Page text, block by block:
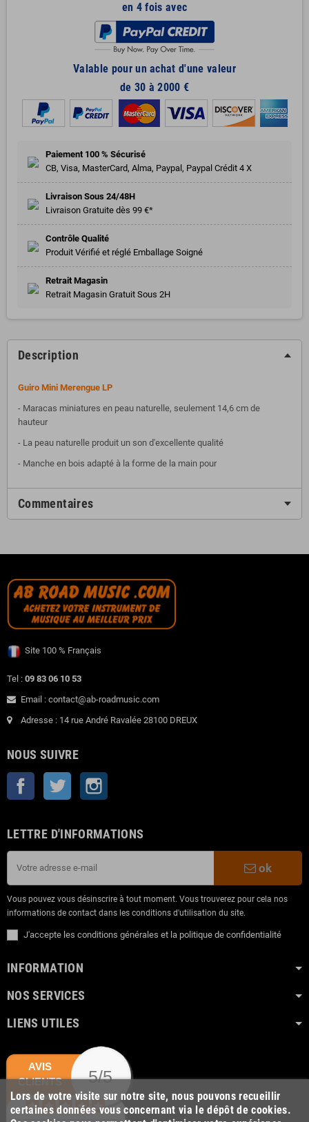
en 4 fois avec
Valable pour un achat d'une valeur
de 30 à 2000 €
Paiement 100 % Sécurisé
CB, Visa, MasterCard, Alma, Paypal, Paypal Crédit 4 X
Livraison Sous 24/48H
Livraison Gratuite dès 99 €*
Contrôle Qualité
Produit Vérifié et réglé Emballage Soigné
Retrait Magasin
Retrait Magasin Gratuit Sous 2H
Description
Guiro Mini Merengue LP
- Maracas miniatures en peau naturelle, seulement 14,6 cm de
hauteur
- La peau naturelle produit un son d'excellente qualité
- Manche en bois adapté à la forme de la main pour
Commentaires
Site 100 % Français
Tel : 09 83 06 10 53
Email : contact@ab-roadmusic.com
Adresse : 14 rue André Ravalée 28100 DREUX
NOUS SUIVRE
Facebook Twitter
LETTRE D'INFORMATIONS
ok
Vous pouvez vous désinscrire à tout moment. Vous trouverez pour cela nos
informations de contact dans les conditions d'utilisation du site.
J'accepte les conditions générales et la politique de confidentialité
INFORMATION
NOS SERVICES
LIENS UTILES
Lors de votre visite sur notre site, nous pouvons recueillir
certaines données vous concernant via le dépôt de cookies.
AVIS
CLIENTS
5/5